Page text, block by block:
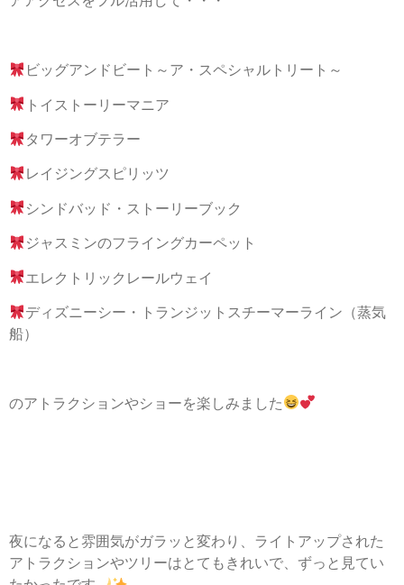
ビッグアンドビート～ア・スペシャルトリート～
トイストーリーマニア
タワーオブテラー
レイジングスピリッツ
シンドバッド・ストーリーブック
ジャスミンのフライングカーペット
エレクトリックレールウェイ
ディズニーシー・トランジットスチーマーライン（蒸気
船）
のアトラクションやショーを楽しみました
夜になると雰囲気がガラッと変わり、ライトアップされた
アトラクションやツリーはとてもきれいで、ずっと見てい